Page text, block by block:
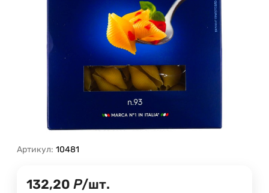
Артикул: 10481
132,20 Р/шт.